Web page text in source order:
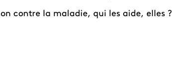
contre la maladie, qui les aide, elles ?